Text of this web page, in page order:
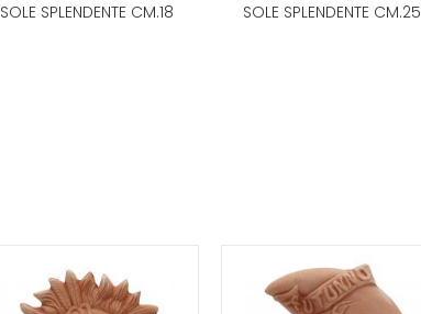
SOLE SPLENDENTE CM.18 SOLE SPLENDENTE CM.25